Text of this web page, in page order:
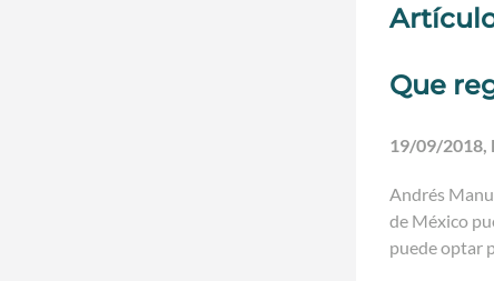
Que
19/09/2018,
Andrés
de México
puede optar